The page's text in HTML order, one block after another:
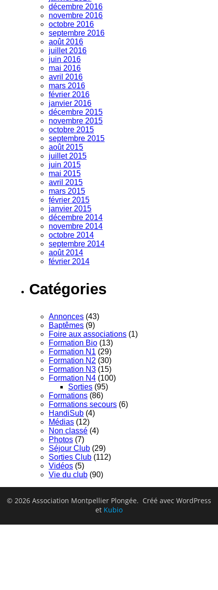
décembre 2016
novembre 2016
octobre 2016
septembre 2016
août 2016
juillet 2016
juin 2016
mai 2016
avril 2016
mars 2016
février 2016
janvier 2016
décembre 2015
novembre 2015
octobre 2015
septembre 2015
août 2015
juillet 2015
juin 2015
mai 2015
avril 2015
mars 2015
février 2015
janvier 2015
décembre 2014
novembre 2014
octobre 2014
septembre 2014
août 2014
février 2014
Catégories
Annonces (43)
Baptêmes (9)
Foire aux associations (1)
Formation Bio (13)
Formation N1 (29)
Formation N2 (30)
Formation N3 (15)
Formation N4 (100)
Sorties (95)
Formations (86)
Formations secours (6)
HandiSub (4)
Médias (12)
Non classé (4)
Photos (7)
Séjour Club (29)
Sorties Club (112)
Vidéos (5)
Vie du club (90)
© 2026 Association Montpellier Plongée. Créé avec WordPress
et Kubio